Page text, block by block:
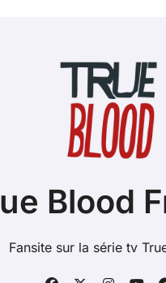
Blood
Fansite sur la série tv